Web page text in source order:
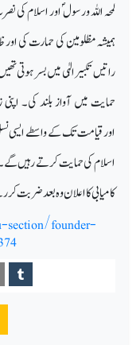
لمحہ اللہ ورسول ؐ اور اسلام کی
ہمیشہ مظلومین کی حمارت کی
راتیں تکبیر الہٰی میں بسر ہوتی
حمایت میں آواز بلند کی۔
اورقیامت تک کے واسطے ایسی
اسلام کی حمایت کرتے رہیں
کامیابی کا اعلان وہ بعد ضربت
section/founder-